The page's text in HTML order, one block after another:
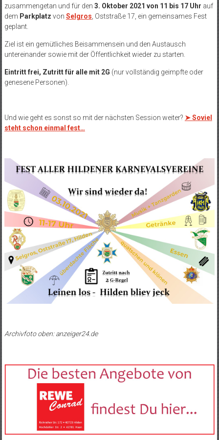
zusammengetan und für den 3. Oktober 2021 von 11 bis 17 Uhr auf
dem Parkplatz von Selgros , Oststraße 17, ein gemeinsames Fest
geplant.
Ziel ist ein gemütliches Beisammensein und den Austausch
untereinander sowie mit der Öffentlichkeit wieder zu starten.
Eintritt frei, Zutritt für alle mit 2G (nur vollständig geimpfte oder
genesene Personen).
Und wie geht es sonst so mit der nächsten Session weiter? ➤ Soviel
steht schon einmal fest…
Archivfoto oben: anzeiger24.de